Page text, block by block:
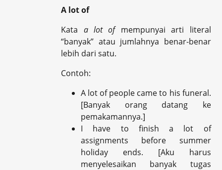
A lot of
Kata a lot of mempunyai arti literal
“banyak” atau jumlahnya benar-benar
lebih dari satu.
Contoh:
A lot of people came to his funeral.
[Banyak orang datang ke
pemakamannya.]
I have to finish a lot of
assignments before summer
holiday ends.
[Aku harus
menyelesaikan banyak tugas